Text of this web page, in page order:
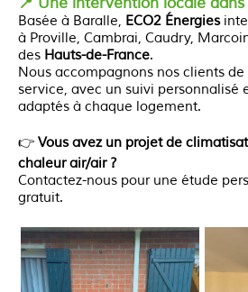
Basée à Baralle, ECO2 Énergies
à Proville, Cambrai, Caudry,
des Hauts-de-France.
Nous accompagnons nos clients de
service, avec un suivi personnalisé
adaptés à chaque logement.
👉 Vous avez un projet de
chaleur air/air ?
Contactez-nous pour une étude
gratuit.